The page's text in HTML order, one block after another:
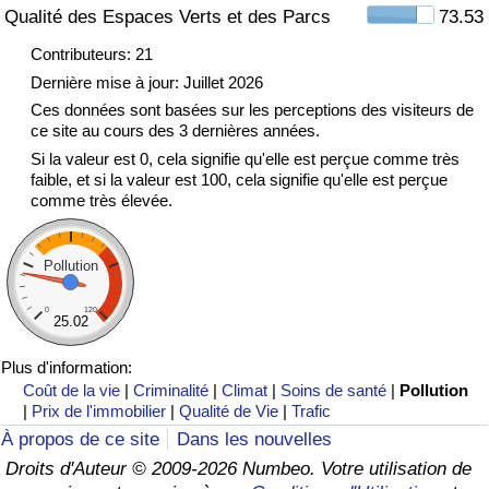
Qualité des Espaces Verts et des Parcs 73.53
Contributeurs: 21
Dernière mise à jour: Juillet 2026
Ces données sont basées sur les perceptions des visiteurs de
ce site au cours des 3 dernières années.
Si la valeur est 0, cela signifie qu'elle est perçue comme très
faible, et si la valeur est 100, cela signifie qu'elle est perçue
comme très élevée.
Pollution
0 120
25.02
Plus d'information:
Coût de la vie |Criminalité |Climat | Soins de santé | Pollution
| Prix de l'immobilier |Qualité de Vie |Trafic
À propos de ce site
Dans les nouvelles
Droits d'Auteur © 2009-2026 Numbeo. Votre utilisation de
Indice de Trafic
Indice de Trafic (Actuel)
Indice de Trafic par Pays